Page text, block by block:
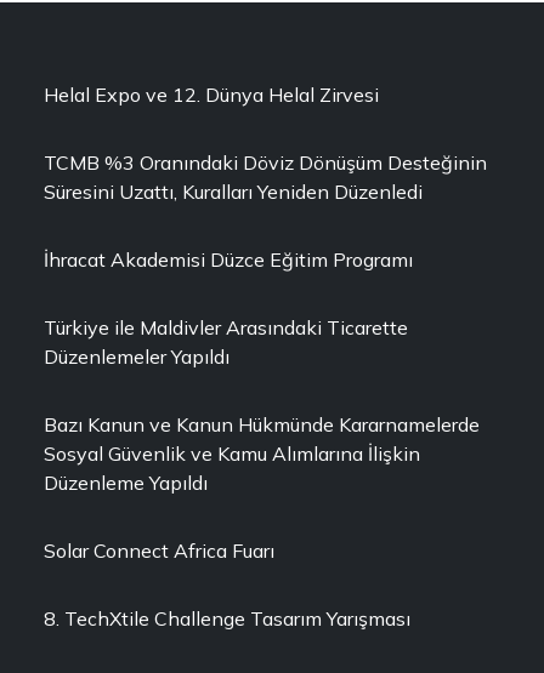
Helal Expo ve 12. Dünya Helal Zirvesi
TCMB %3 Oranındaki Döviz Dönüşüm Desteğinin
Süresini Uzattı, Kuralları Yeniden Düzenledi
İhracat Akademisi Düzce Eğitim Programı
Türkiye ile Maldivler Arasındaki Ticarette
Düzenlemeler Yapıldı
Bazı Kanun ve Kanun Hükmünde Kararnamelerde
Sosyal Güvenlik ve Kamu Alımlarına İlişkin
Düzenleme Yapıldı
Solar Connect Africa Fuarı
8. TechXtile Challenge Tasarım Yarışması